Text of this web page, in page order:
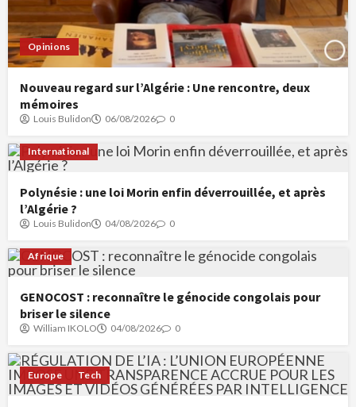
Opinions
Nouveau regard sur l’Algérie : Une rencontre, deux
mémoires
Louis Bulidon 06/08/2026 0
International
Polynésie : une loi Morin enfin déverrouillée, et après
l’Algérie ?
Louis Bulidon 04/08/2026 0
Afrique
GENOCOST : reconnaître le génocide congolais pour
briser le silence
William IKOLO 04/08/2026 0
Europe Tech